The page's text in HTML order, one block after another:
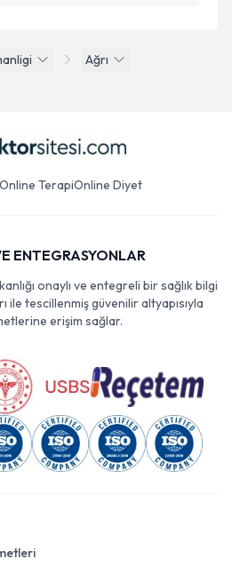
Ağrı
Online TerapiOnline Diyet
ENTEGRASYONLAR
onaylı ve entegreli bir sağlık bilgi
tescillenmiş güvenilir altyapısıyla
erişim sağlar.